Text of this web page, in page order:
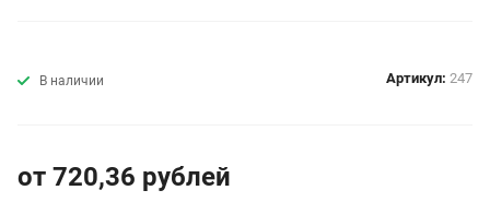
В наличии Артикул: 247
от 720,36 рублей